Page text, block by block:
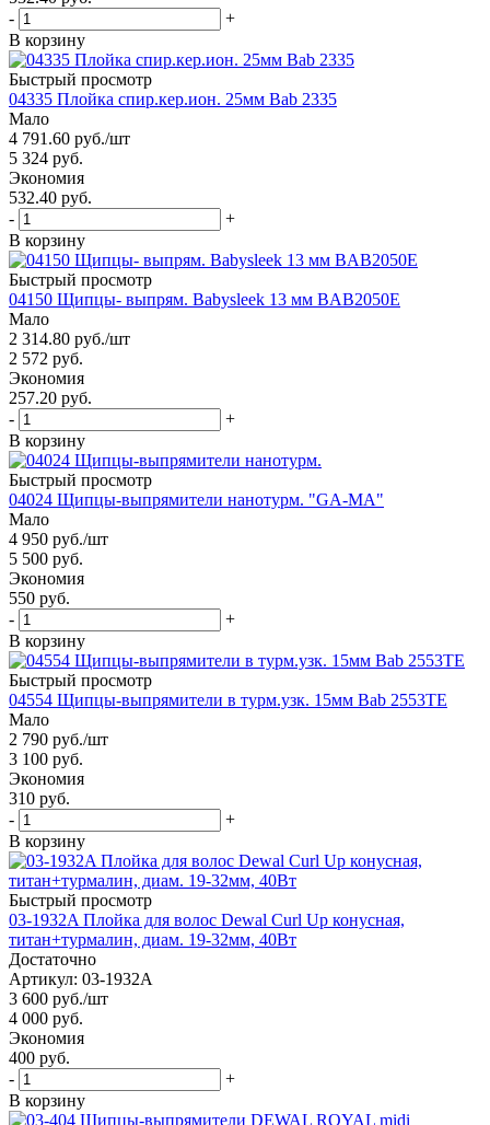
-
+
В корзину
Быстрый просмотр
04335 Плойка спир.кер.ион. 25мм Bab 2335
Мало
4 791.60 руб./шт
5 324 руб.
Экономия
532.40 руб.
-
+
В корзину
Быстрый просмотр
04150 Щипцы- выпрям. Babysleek 13 мм BAB2050E
Мало
2 314.80 руб./шт
2 572 руб.
Экономия
257.20 руб.
-
+
В корзину
Быстрый просмотр
04024 Щипцы-выпрямители нанотурм. "GA-MA"
Мало
4 950 руб./шт
5 500 руб.
Экономия
550 руб.
-
+
В корзину
Быстрый просмотр
04554 Щипцы-выпрямители в турм.узк. 15мм Bab 2553TE
Мало
2 790 руб./шт
3 100 руб.
Экономия
310 руб.
-
+
В корзину
Быстрый просмотр
03-1932A Плойка для волос Dewal Curl Up конусная,
титан+турмалин, диам. 19-32мм, 40Вт
Достаточно
Артикул: 03-1932A
3 600 руб./шт
4 000 руб.
Экономия
400 руб.
-
+
В корзину